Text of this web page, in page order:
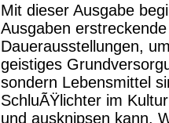
Mit dieser Ausgabe
Ausgaben
Dauerausstellungen,
geistiges
sondern Lebensmittel
SchluÃŸlichter im
und ausknipsen kann.